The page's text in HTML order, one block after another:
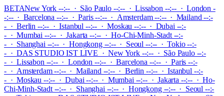
BETANew York --:-- · São Paulo --:-- · Lissabon --:-- · London -
-:-- · Barcelona --:-- · Paris --:-- · Amsterdam --:-- · Mailand --:-
- · Berlin --:-- · Istanbul --:-- · Moskau --:-- · Dubai --:-
- · Mumbai --:-- · Jakarta --:-- · Ho-Chi-Minh-Stadt --:-
- · Shanghai --:-- · Hongkong --:-- · Seoul --:-- · Tokio --:-
-·DAS STUDIO IST LIVE ·New York --:-- · São Paulo --:-
- · Lissabon --:-- · London --:-- · Barcelona --:-- · Paris --:-
- · Amsterdam --:-- · Mailand --:-- · Berlin --:-- · Istanbul --:-
- · Moskau --:-- · Dubai --:-- · Mumbai --:-- · Jakarta --:-- · Ho-
Chi-Minh-Stadt --:-- · Shanghai --:-- · Hongkong --:-- · Seoul --:-